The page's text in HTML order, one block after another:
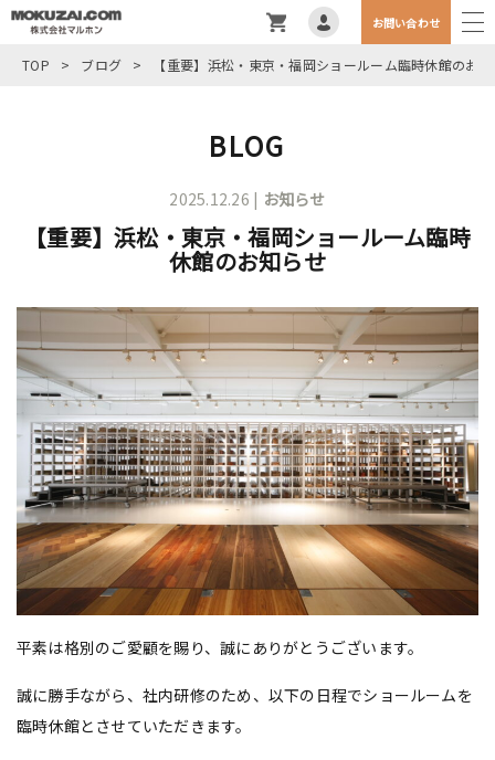
お問い合わせ
TOP > ブログ > 【重要】浜松・東京・福岡ショールーム臨時休館のお
BLOG
2025.12.26 | お知らせ
【重要】浜松・東京・福岡ショールーム臨時
休館のお知らせ
平素は格別のご愛顧を賜り、誠にありがとうございます。
誠に勝手ながら、社内研修のため、以下の日程でショールームを
臨時休館とさせていただきます。